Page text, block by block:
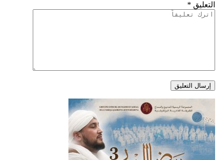
التعليق *